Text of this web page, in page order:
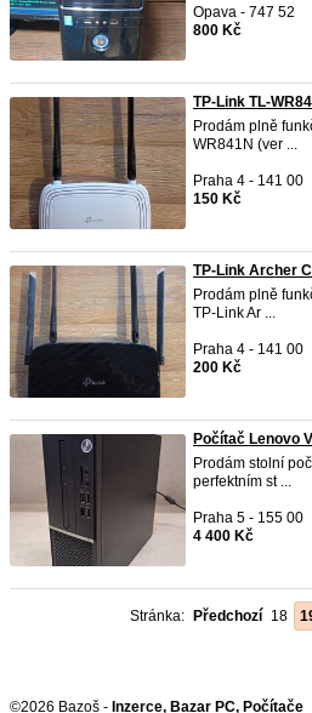
Opava - 747 52
800 Kč
TP-Link TL-
Prodám plně
WR841N (ver ...
Praha 4 - 141 00
150 Kč
TP-Link Archer
Prodám plně
TP-Link Ar ...
Praha 4 - 141 00
200 Kč
Počítač Lenovo
Prodám stolní
perfektním st ...
Praha 5 - 155 00
4 400 Kč
Stránka: Předchozí 18
©2026 Bazoš - Inzerce, Bazar PC, Počítače